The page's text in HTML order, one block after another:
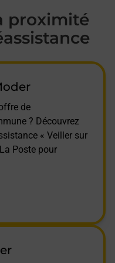
proximité
de
? Découvrez
« Veiller sur
Poste pour